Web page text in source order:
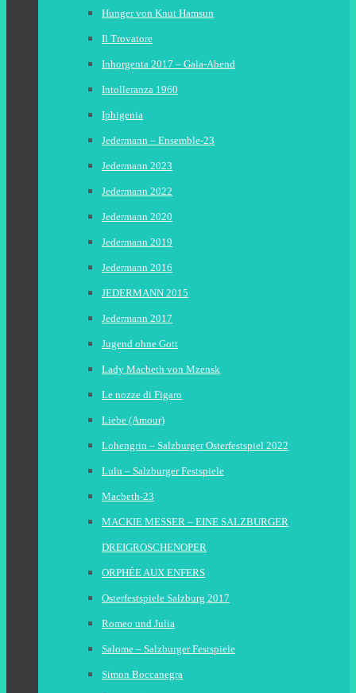
Hunger von Knut Hamsun
Il Trovatore
Inhorgenta 2017 – Gala-Abend
Intolleranza 1960
Iphigenia
Jedermann – Ensemble-23
Jedermann 2023
Jedermann 2022
Jedermann 2020
Jedermann 2019
Jedermann 2016
JEDERMANN 2015
Jedermann 2017
Jugend ohne Gott
Lady Macbeth von Mzensk
Le nozze di Figaro
Liebe (Amour)
Lohengrin – Salzburger Osterfestspiel 2022
Lulu – Salzburger Festspiele
Macbeth-23
MACKIE MESSER – EINE SALZBURGER
DREIGROSCHENOPER
ORPHÉE AUX ENFERS
Osterfestspiele Salzburg 2017
Romeo und Julia
Salome – Salzburger Festspiele
Simon Boccanegra